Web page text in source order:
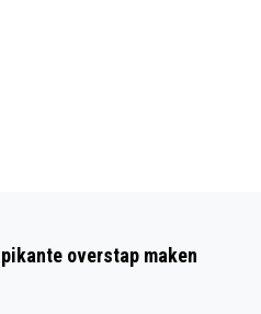
overstap maken